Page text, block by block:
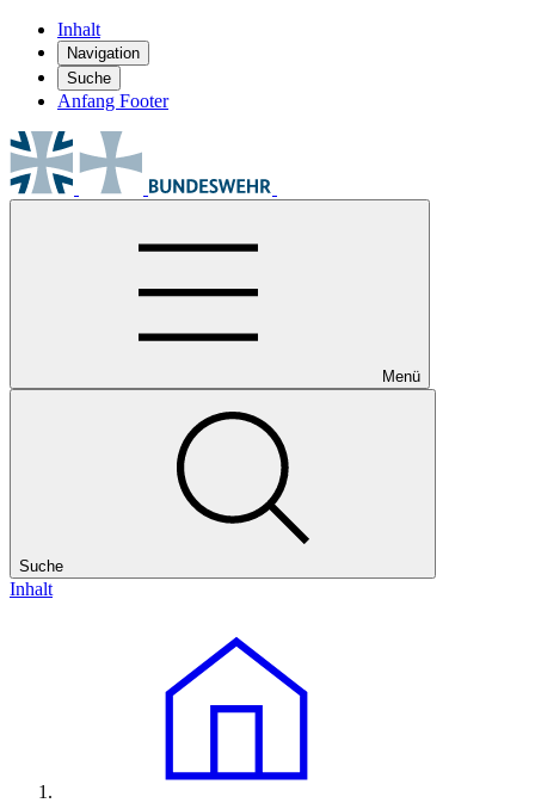
Inhalt
Navigation
Suche
Anfang Footer
Menü
Suche
Inhalt